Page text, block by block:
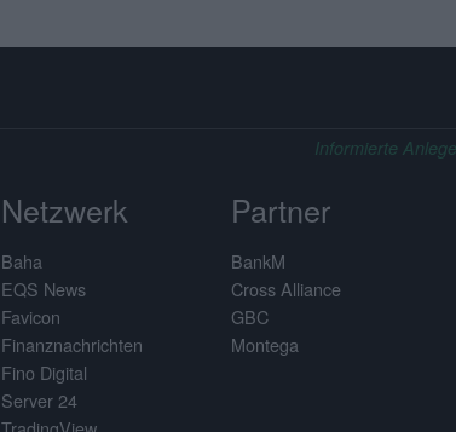
Informierte
Netzwerk
Baha
EQS News
Favicon
Finanznachrichten
Fino Digital
Server 24
Partner
BankM
Cross Alliance
GBC
Montega